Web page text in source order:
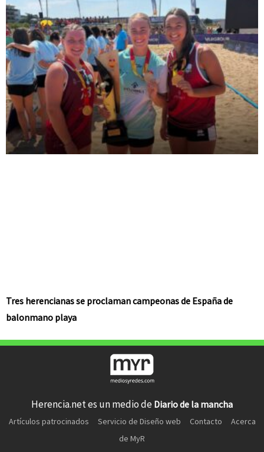
Tres herencianas se proclaman campeonas de España de
balonmano playa
Herencia.net es un medio de Diario de la mancha
Artículos patrocinados Servicio de Diseño web Contacto
Acerca
de MyR